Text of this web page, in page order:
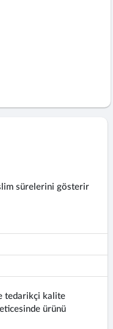
sürelerini gösterir
tedarikçi kalite
ürünü